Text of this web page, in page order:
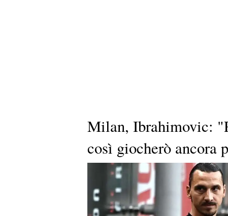
Milan, Ibrahimovic:
così giocherò ancora